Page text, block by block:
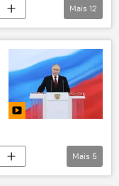
Mais 12
Mais 5